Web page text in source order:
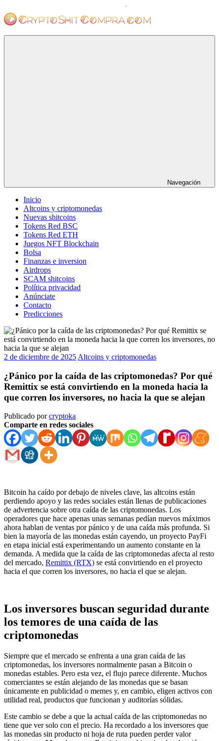
al
contenido
Navegación
Inicio
Altcoins y criptomonedas
Nuevas shitcoins
Tokens Red BSC
Tokens Red ETH
Juegos NFT Blockchain
Bolsa
Finanzas e inversion
Airdrops
SCAM shitcoins
Política privacidad
Anúnciate
Contacto
Predicciones
2 de diciembre de 2025 Altcoins y criptomonedas
¿Pánico por la caída de las criptomonedas? Por qué
Remittix se está convirtiendo en la moneda hacia la
que corren los inversores, no hacia la que se alejan
Publicado porcryptoka
Comparte en redes sociales
Bitcoin ha caído por debajo de niveles clave, las altcoins están
perdiendo apoyo y las redes sociales están llenas de publicaciones
de advertencia sobre otra caída de las criptomonedas. Los
operadores que hace apenas unas semanas pedían nuevos máximos
ahora hablan de ventas por pánico y de una caída más profunda. Si
bien la mayoría de las monedas están cayendo, un proyecto PayFi
en etapa inicial está experimentando un aumento constante en la
demanda. A medida que la caída de las criptomonedas afecta al resto
del mercado, Remittix (RTX) se está convirtiendo en el proyecto
hacia el que corren los inversores, no hacia el que se alejan.
Los inversores buscan seguridad durante
los temores de una caída de las
criptomonedas
Siempre que el mercado se enfrenta a una gran caída de las
criptomonedas, los inversores normalmente pasan a Bitcoin o
monedas estables. Pero esta vez, el flujo parece diferente. Muchos
comerciantes se están alejando de las monedas que se basan
únicamente en publicidad o memes y, en cambio, eligen activos con
utilidad real, productos que funcionan y auditorías sólidas.
Este cambio se debe a que la actual caída de las criptomonedas no
tiene que ver solo con el precio. Ha recordado a los inversores que
las monedas sin producto ni hoja de ruta pueden perder valor